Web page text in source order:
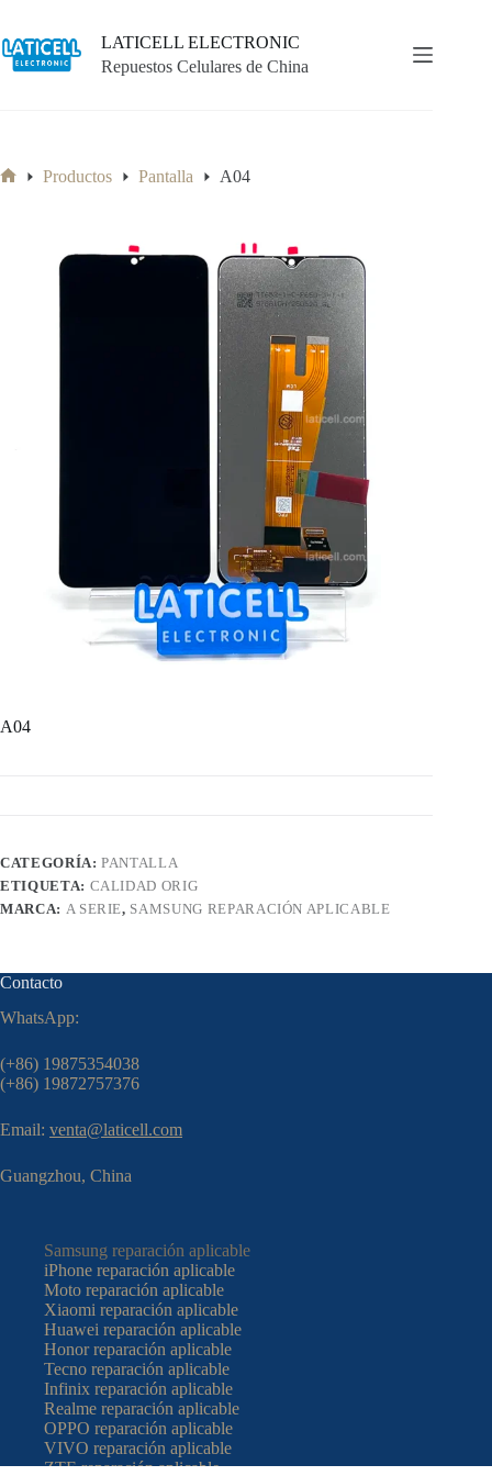
contenido
LATICELL ELECTRONIC
Repuestos Celulares de China
Productos Pantalla A04
A04
CATEGORÍA:PANTALLA
ETIQUETA: CALIDAD ORIG
MARCA: A SERIE, SAMSUNG REPARACIÓN APLICABLE
Contacto
WhatsApp:
(+86) 19875354038
(+86) 19872757376
Email: venta@laticell.com
Guangzhou, China
Samsung reparación aplicable
iPhone reparación aplicable
Moto reparación aplicable
Xiaomi reparación aplicable
Huawei reparación aplicable
Honor reparación aplicable
Tecno reparación aplicable
Infinix reparación aplicable
Realme reparación aplicable
OPPO reparación aplicable
VIVO reparación aplicable
ZTE reparación aplicable